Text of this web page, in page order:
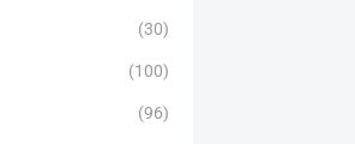
(30)
(100)
(96)